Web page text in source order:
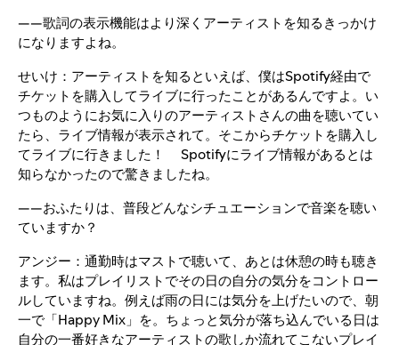
――歌詞の表示機能はより深くアーティストを知るきっかけ
になりますよね。
せいけ：アーティストを知るといえば、僕はSpotify経由で
チケットを購入してライブに行ったことがあるんですよ。い
つものようにお気に入りのアーティストさんの曲を聴いてい
たら、ライブ情報が表示されて。そこからチケットを購入し
てライブに行きました！ Spotifyにライブ情報があるとは
知らなかったので驚きましたね。
――おふたりは、普段どんなシチュエーションで音楽を聴い
ていますか？
アンジー：通勤時はマストで聴いて、あとは休憩の時も聴き
ます。私はプレイリストでその日の自分の気分をコントロー
ルしていますね。例えば雨の日には気分を上げたいので、朝
一で「Happy Mix」を。ちょっと気分が落ち込んでいる日は
自分の一番好きなアーティストの歌しか流れてこないプレイ